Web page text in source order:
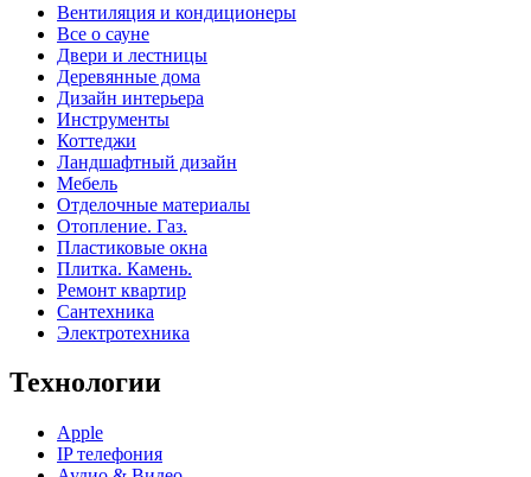
Вентиляция и кондиционеры
Все о сауне
Двери и лестницы
Деревянные дома
Дизайн интерьера
Инструменты
Коттеджи
Ландшафтный дизайн
Мебель
Отделочные материалы
Отопление. Газ.
Пластиковые окна
Плитка. Камень.
Ремонт квартир
Сантехника
Электротехника
Технологии
Apple
IP телефония